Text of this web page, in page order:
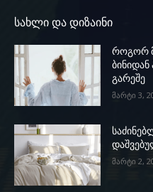
სახლი და დიზაინი
როგორ
გარეშე
მარტი 3,
მარტი 2,